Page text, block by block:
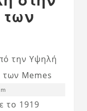
το 1919